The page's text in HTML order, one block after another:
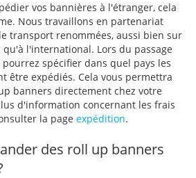
vos bannières à l'étranger, cela
Nous travaillons en partenariat
transport renommées, aussi bien sur
l'international. Lors du passage
spécifier dans quel pays les
être expédiés. Cela vous permettra
banners directement chez votre
d'information concernant les frais
la page expédition.
des roll up banners